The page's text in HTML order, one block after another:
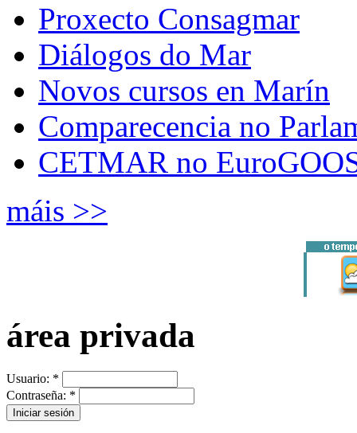
Proxecto Consagmar
Diálogos do Mar
Novos cursos en Marín
Comparecencia no
CETMAR no
máis >>
área privada
Usuario: *
Contraseña: *